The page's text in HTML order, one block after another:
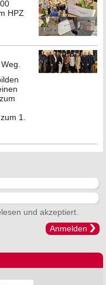
HPZ
1.
und akzeptiert.
Anmelden